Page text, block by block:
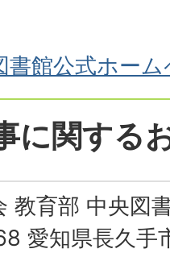
書館公式ホー
に関する
教育部 中央図
愛知県長久手